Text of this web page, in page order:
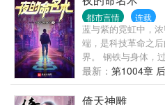
超越年龄的稳重与成
样需要他操心，反
越相处越发现，这
啊。他后悔了，能
个全能学霸本文为
病，无虐不欢，适合
看了小白杨也没有
都市言情 连载
蓝与紫的霓虹中，
端，是科技革命之
界。 钢铁与身体，
界并存，面前的一
逐渐笼罩。 可你要
去应对黑暗，要用火
最新： 第1004章 后
倚天神雕